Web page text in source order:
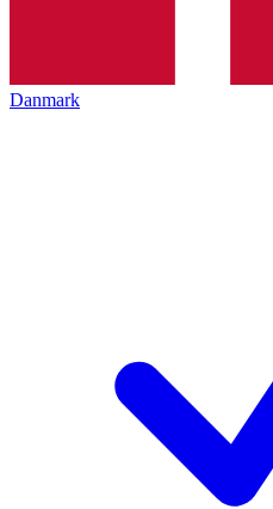
Danmark